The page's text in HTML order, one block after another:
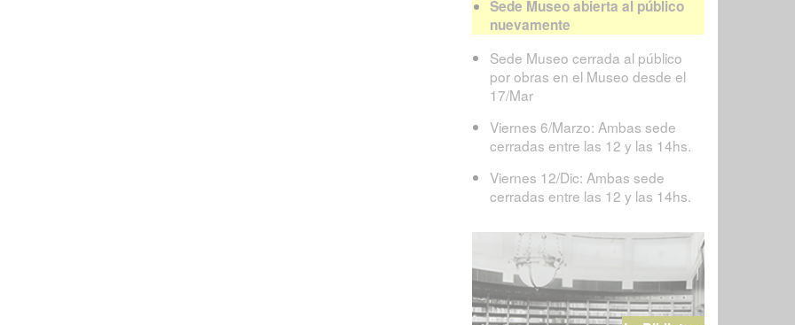
Sede Museo abierta al público
nuevamente
Sede Museo cerrada al público
por obras en el Museo desde el
17/Mar
Viernes 6/Marzo: Ambas sede
cerradas entre las 12 y las 14hs.
Viernes 12/Dic: Ambas sede
cerradas entre las 12 y las 14hs.